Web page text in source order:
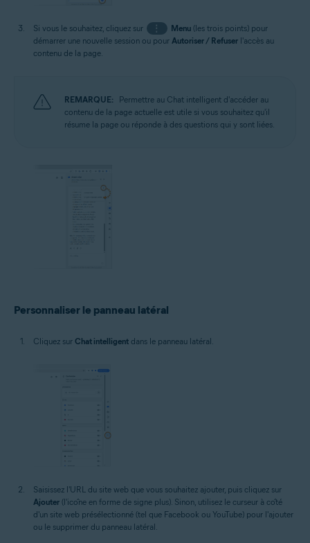
Si vous le souhaitez, cliquez sur ⋮ Menu(les trois points) pour
démarrer une nouvelle session ou pour Autoriser / Refuser l'accès au
contenu de la page.
REMARQUE:
Permettre au Chat intelligent d'accéder au
contenu de la page actuelle est utile si vous souhaitez qu'il
résume la page ou réponde à des questions qui y sont liées.
Personnaliser le panneau latéral
Cliquez sur Chat intelligent dans le panneau latéral.
Saisissez l'URL du site web que vous souhaitez ajouter, puis cliquez sur
Ajouter (l'icône en forme de signe plus). Sinon, utilisez le curseur à côté
d'un site web présélectionné (tel que Facebook ou YouTube) pour l'ajouter
ou le supprimer du panneau latéral.